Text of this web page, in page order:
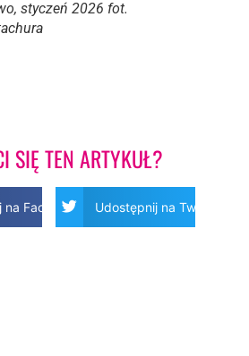
styczeń 2026 fot.
SIĘ TEN ARTYKUŁ?
Facebook Udostępnij na Twitter